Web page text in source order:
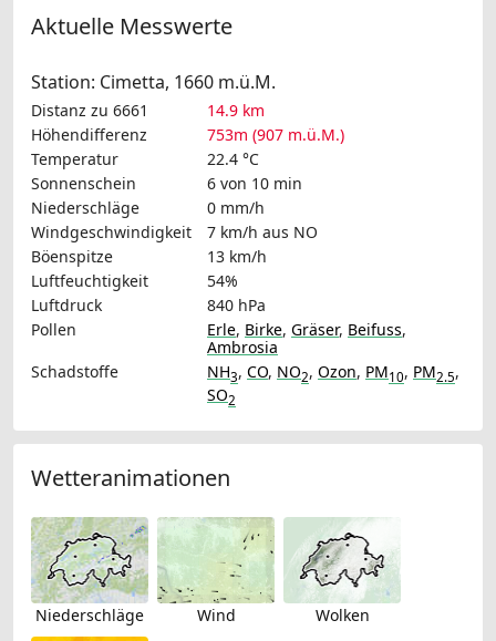
Aktuelle Messwerte
Station: Cimetta, 1660 m.ü.M.
Distanz zu 6661
14.9 km
Höhendifferenz
753m (907 m.ü.M.)
Temperatur
22.4 °C
Sonnenschein
6 von 10 min
Niederschläge
0 mm/h
Windgeschwindigkeit
7 km/h aus NO
Böenspitze
13 km/h
Luftfeuchtigkeit
54%
Luftdruck
840 hPa
Pollen
Erle, Birke, Gräser, Beifuss,
Ambrosia
Schadstoffe
NH3, CO, NO2, Ozon, PM10, PM2.5,
SO2
Wetteranimationen
Niederschläge Wind Wolken